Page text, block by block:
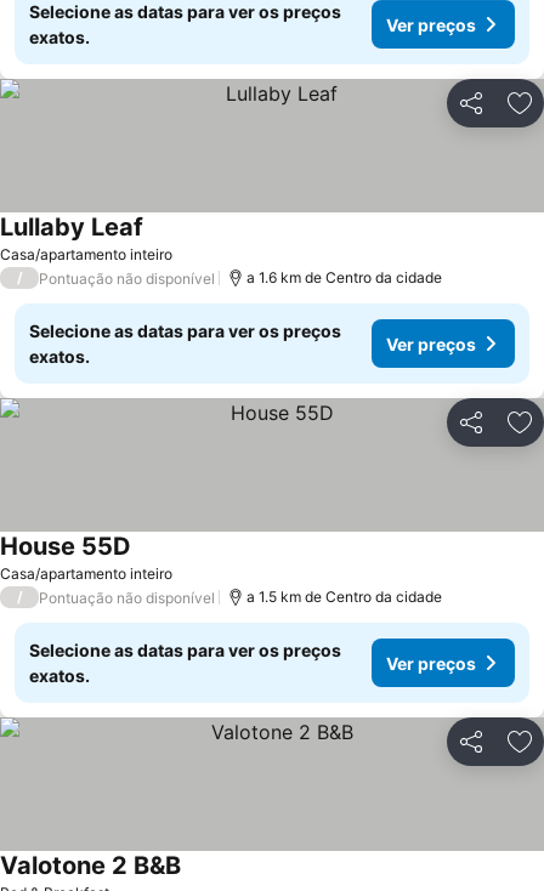
Selecione as datas para ver os preços
exatos.
Ver preços
Partilhar
Casa/apartamento inteiro
Lullaby Leaf
/ Pontuação não disponível a 1.6 km de Centro da cidade
Selecione as datas para ver os preços
exatos.
Ver preços
Partilhar
Casa/apartamento inteiro
House 55D
/ Pontuação não disponível a 1.5 km de Centro da cidade
Selecione as datas para ver os preços
exatos.
Ver preços
Partilhar
Valotone 2 B&B